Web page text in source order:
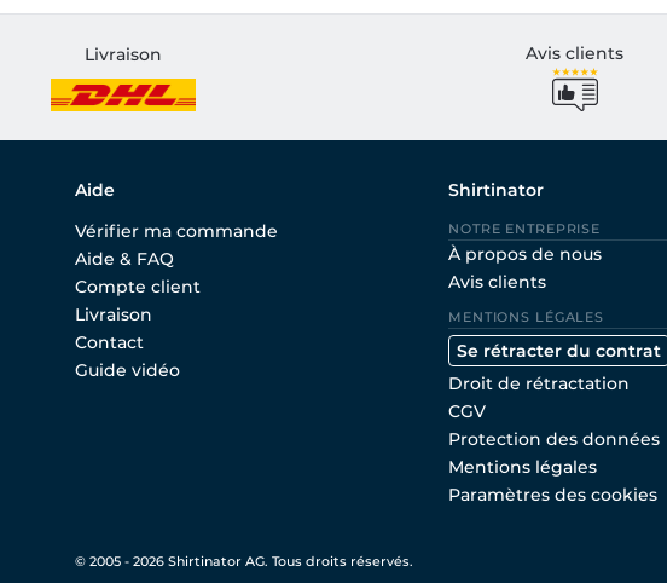
Livraison Avis clients
Aide
Vérifier ma commande
Aide & FAQ
Compte client
Livraison
Contact
Guide vidéo
Shirtinator
NOTRE ENTREPRISE
À propos de nous
Avis clients
MENTIONS LÉGALES
Se rétracter du contrat
Droit de rétractation
CGV
Protection des données
Mentions légales
Paramètres des cookies
© 2005 - 2026 Shirtinator AG. Tous droits réservés.